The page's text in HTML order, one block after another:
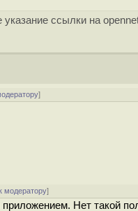
указание ссылки на
]
модератору]
Нет такой